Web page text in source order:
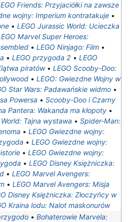
Friends: Przyjaciółki na zawsze
wojny: Imperium kontratakuje •
• LEGO Jurassic World: Ucieczka
Marvel Super Heroes:
• LEGO Ninjago: Film •
• LEGO przygoda 2 • LEGO
piratów• LEGO Scooby-Doo:
• LEGO: Gwiezdne Wojny w
Star Wars: Padawańskie widmo •
Powersa • Scooby-Doo i Czarny
Pantera: Wakanda ma kłopoty •
Tajna wystawa • Spider-Man:
• LEGO Gwiezdne wojny:
• LEGO Gwiezdne wojny:
• LEGO Gwiezdne wojny:
• LEGO Disney Księżniczka:
• LEGO Marvel Avengers:
• LEGO Marvel Avengers: Misja
Disney Księżniczka: Złoczyńcy w
Kraina lodu: Nalot maskonurów
• Bohaterowie Marvela: